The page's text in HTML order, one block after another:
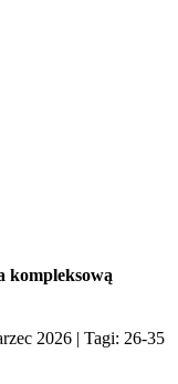
kompleksową
2026 | Tagi: 26-35